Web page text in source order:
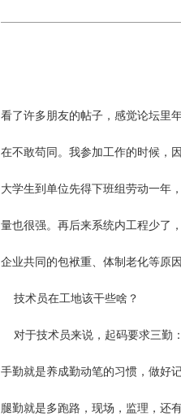
看了许多朋友的帖子，感觉论坛里
在不敢苟同。我参加工作的时候，
大学生到单位先得下班组劳动一年
量也很强。再后来系统内工程少了
企业共同的包袱重、体制老化等原
技术员在工地该干些啥？
对于技术员来说，起码要求三勤
手勤就是养成勤动笔的习惯，做好
腿勤就是多跑路，现场，监理，还